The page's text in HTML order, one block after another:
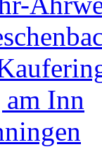
am Inn